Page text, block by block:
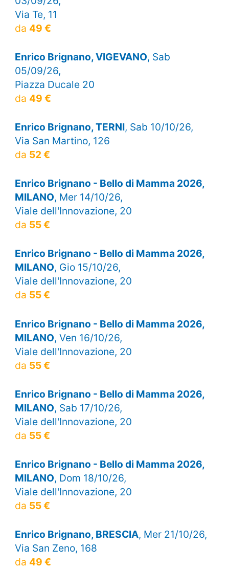
Via Te, 11
da 49 €
Enrico Brignano, VIGEVANO, Sab
05/09/26,
Piazza Ducale 20
da 49 €
Enrico Brignano, TERNI, Sab 10/10/26,
Via San Martino, 126
da 52 €
Enrico Brignano - Bello di Mamma 2026,
MILANO, Mer 14/10/26,
Viale dell'Innovazione, 20
da 55 €
Enrico Brignano - Bello di Mamma 2026,
MILANO, Gio 15/10/26,
Viale dell'Innovazione, 20
da 55 €
Enrico Brignano - Bello di Mamma 2026,
MILANO, Ven 16/10/26,
Viale dell'Innovazione, 20
da 55 €
Enrico Brignano - Bello di Mamma 2026,
MILANO, Sab 17/10/26,
Viale dell'Innovazione, 20
da 55 €
Enrico Brignano - Bello di Mamma 2026,
MILANO, Dom 18/10/26,
Viale dell'Innovazione, 20
da 55 €
Enrico Brignano, BRESCIA, Mer 21/10/26,
Via San Zeno, 168
da 49 €